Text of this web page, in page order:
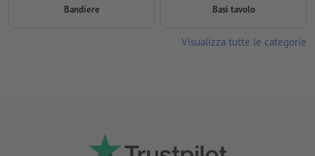
Bandiere Basi tavolo
Visualizza tutte le categorie